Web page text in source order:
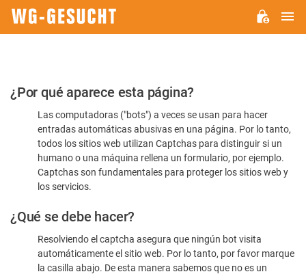
Por
favor,
confirme
humano
¿Por qué aparece esta página?
Las computadoras ("bots") a veces se usan para hacer
entradas automáticas abusivas en una página. Por lo tanto,
todos los sitios web utilizan Captchas para distinguir si un
humano o una máquina rellena un formulario, por ejemplo.
Captchas son fundamentales para proteger los sitios web y
los servicios.
¿Qué se debe hacer?
Resolviendo el captcha asegura que ningún bot visita
automáticamente el sitio web. Por lo tanto, por favor marque
la casilla abajo. De esta manera sabemos que no es un